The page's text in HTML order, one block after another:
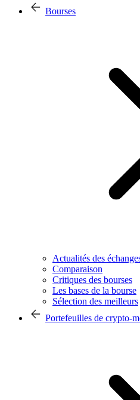
Bourses
Actualités des
Comparaison
Critiques des bourses
Les bases de la bourse
Sélection des meilleurs
Portefeuilles de crypto-